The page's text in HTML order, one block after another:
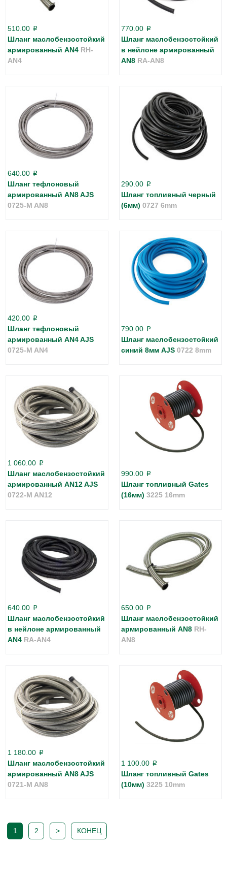
510.00 p
Шланг маслобензостойкий
армированный AN4 RH-
AN4
770.00 p
Шланг маслобензостойкий
в нейлоне армированный
AN8 RA-AN8
640.00 p
Шланг тефлоновый
армированный AN8 AJS
0725-M AN8
290.00 p
Шланг топливный черный
(6мм) 0727 6mm
420.00 p
Шланг тефлоновый
армированный AN4 AJS
0725-M AN4
790.00 p
Шланг маслобензостойкий
синий 8мм AJS 0722 8mm
1 060.00 p
Шланг маслобензостойкий
армированный AN12 AJS
0722-M AN12
990.00 p
Шланг топливный Gates
(16мм) 3225 16mm
640.00 p
Шланг маслобензостойкий
в нейлоне армированный
AN4 RA-AN4
650.00 p
Шланг маслобензостойкий
армированный AN8 RH-
AN8
1 180.00 p
Шланг маслобензостойкий
армированный AN8 AJS
0721-M AN8
1 100.00 p
Шланг топливный Gates
(10мм) 3225 10mm
1 2 > КОНЕЦ